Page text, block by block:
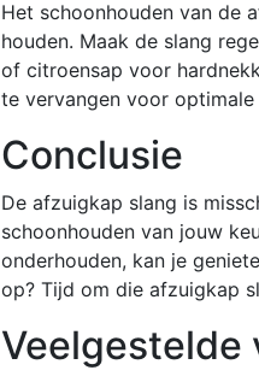
Het schoonhouden van de
houden. Maak de slang
of citroensap voor
te vervangen voor
Conclusie
De afzuigkap slang is
schoonhouden van jouw
onderhouden, kan je
op? Tijd om die afzuigkap
Veelgestelde